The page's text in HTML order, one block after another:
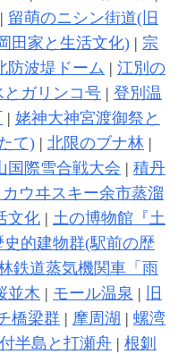
| 留萌のニシン街道(旧
田家と生活文化) | 宗
防波堤ドーム | 江別の
とガリンコ号 | 登別温
| 姥神大神宮渡御祭と
て) | 北限のブナ林 |
国際雪合戦大会 | 積丹
ウヰスキー余市蒸溜
文化 | 土の博物館『土
史的建物群(駅前の歴
鉄道蒸気機関車「雨
並木 | モール温泉 |
旧
橋梁群 | 摩周湖 | 螺湾
半島と打瀬舟 | 根釧